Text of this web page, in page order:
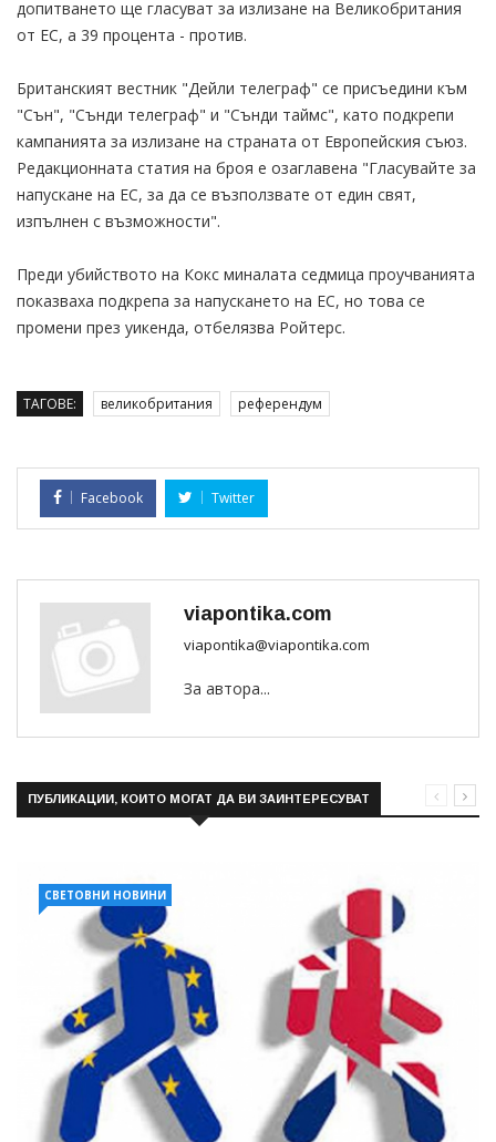
допитването ще гласуват за излизане на Великобритания
от ЕС, а 39 процента - против.
Британският вестник "Дейли телеграф" се присъедини към
"Сън", "Сънди телеграф" и "Сънди таймс", като подкрепи
кампанията за излизане на страната от Европейския съюз.
Редакционната статия на броя е озаглавена "Гласувайте за
напускане на ЕС, за да се възползвате от един свят,
изпълнен с възможности".
Преди убийството на Кокс миналата седмица проучванията
показваха подкрепа за напускането на ЕС, но това се
промени през уикенда, отбелязва Ройтерс.
ТАГОВЕ: великобритания референдум
Facebook Twitter
viapontika.com
viapontika@viapontika.com
За автора...
ПУБЛИКАЦИИ, КОИТО МОГАТ ДА ВИ ЗАИНТЕРЕСУВАТ
СВЕТОВНИ НОВИНИ